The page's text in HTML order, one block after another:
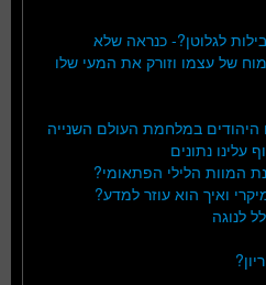
לגלוטן?- כנראה שלא
של עצמו וזורק את המעי שלו
היהודים במלחמת העולם השנייה
המוות הלילי הפתאומי?
ואיך הוא עוזר למדע?
לנוגה